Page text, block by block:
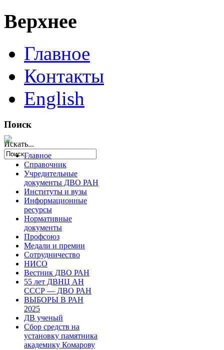
Верхнее
Главное
Контакты
English
Поиск
Искать...
Главное
Справочник
Учредительные
документы ДВО РАН
Институты и вузы
Информационные
ресурсы
Нормативные
документы
Профсоюз
Медали и премии
Сотрудничество
НИСО
Вестник ДВО РАН
55 лет ДВНЦ АН
СССР — ДВО РАН
ВЫБОРЫ В РАН
2025
ДВ ученый
Сбор средств на
установку памятника
академику Комарову